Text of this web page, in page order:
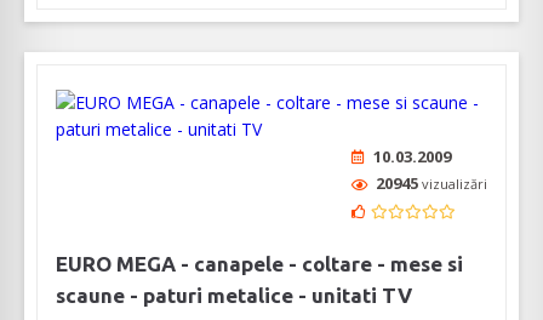
10.03.2009
20945 vizualizări
EURO MEGA - canapele - coltare - mese si
scaune - paturi metalice - unitati TV